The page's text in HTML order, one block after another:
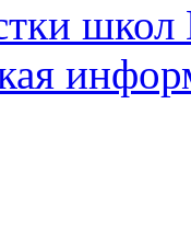
школ